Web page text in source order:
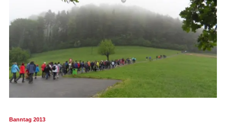
SICHERHEIT
ENTSORGUNG UND UMWELT
FINANZEN
IMMOBILIENANGEBOTE
Banntag 2013